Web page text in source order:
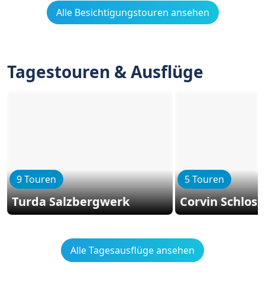
Alle Besichtigungstouren ansehen
Tagestouren & Ausflüge
9 Touren
Turda Salzbergwerk
5 Touren
Corvin Schloss
Alle Tagesausflüge ansehen